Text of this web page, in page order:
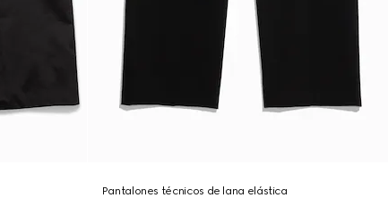
Pantalones técnicos de lana elástica